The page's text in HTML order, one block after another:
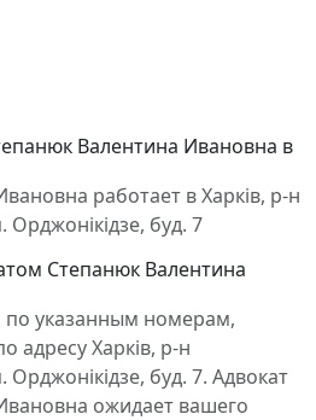
Валентина Ивановна в
работает в Харків, р-н
Орджонікідзе, буд. 7
Степанюк Валентина
указанным номерам,
адресу Харків, р-н
Орджонікідзе, буд. 7. Адвокат
ожидает вашего